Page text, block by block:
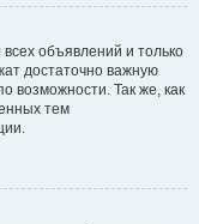
объявлений и только
достаточно важную
возможности. Так же, как
тем